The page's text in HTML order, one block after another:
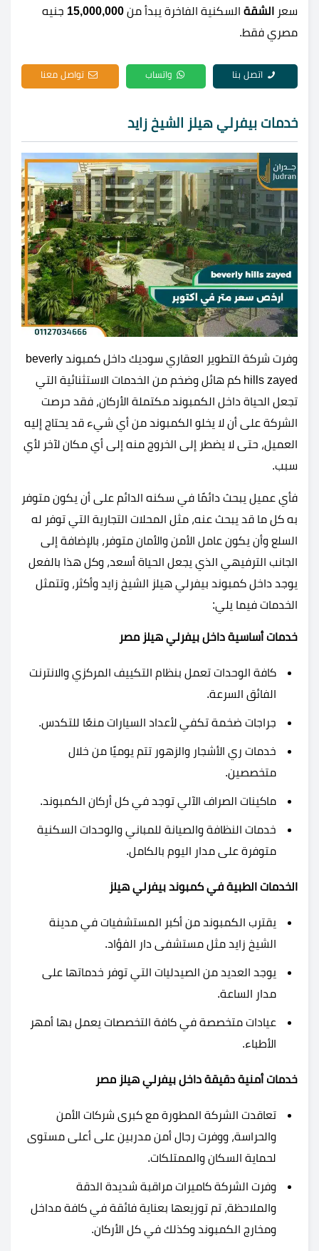
سعر الشقة السكنية الفاخرة يبدأ من 15,000,000 جنيه
مصري فقط.
اتصل بنا واتساب تواصل معنا
خدمات بيفرلي هيلز الشيخ زايد
وفرت شركة التطوير العقاري سوديك داخل كمبوند beverly
hills zayed كم هائل وضخم من الخدمات الاستثنائية التي
تجعل الحياة داخل الكمبوند مكتملة الأركان، فقد حرصت
الشركة على أن لا يخلو الكمبوند من أي شيء قد يحتاج إليه
العميل، حتى لا يضطر إلى الخروج منه إلى أي مكان لآخر لأي
سبب.
فأي عميل يبحث دائمًا في سكنه الدائم على أن يكون متوفر
به كل ما قد يبحث عنه، مثل المحلات التجارية التي توفر له
السلع وأن يكون عامل الأمن والأمان متوفر، بالإضافة إلى
الجانب الترفيهي الذي يجعل الحياة أسعد، وكل هذا بالفعل
يوجد داخل كمبوند بيفرلي هيلز الشيخ زايد وأكثر، وتتمثل
الخدمات فيما يلي:
خدمات أساسية داخل بيفرلي هيلز مصر
كافة الوحدات تعمل بنظام التكييف المركزي والانترنت
الفائق السرعة.
جراجات ضخمة تكفي لأعداد السيارات منعًا للتكدس.
خدمات ري الأشجار والزهور تتم يوميًا من خلال
متخصصين.
ماكينات الصراف الآلي توجد في كل أركان الكمبوند.
خدمات النظافة والصيانة للمباني والوحدات السكنية
متوفرة على مدار اليوم بالكامل.
الخدمات الطبية في كمبوند بيفرلي هيلز
يقترب الكمبوند من أكبر المستشفيات في مدينة
الشيخ زايد مثل مستشفى دار الفؤاد.
يوجد العديد من الصيدليات التي توفر خدماتها على
مدار الساعة.
عيادات متخصصة في كافة التخصصات يعمل بها أمهر
الأطباء.
خدمات أمنية دقيقة داخل بيفرلي هيلز مصر
تعاقدت الشركة المطورة مع كبرى شركات الأمن
والحراسة، ووفرت رجال أمن مدربين على أعلى مستوى
لحماية السكان والممتلكات.
وفرت الشركة كاميرات مراقبة شديدة الدقة
والملاحظة، تم توزيعها بعناية فائقة في كافة مداخل
ومخارج الكمبوند وكذلك في كل الأركان.